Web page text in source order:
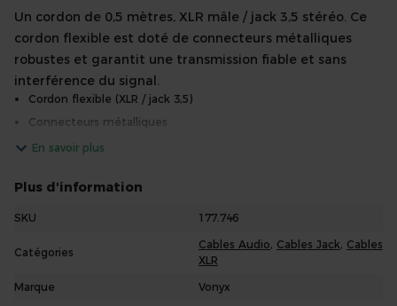
Un cordon de 0,5 mètres, XLR mâle / jack 3,5 stéréo. Ce
cordon flexible est doté de connecteurs métalliques
robustes et garantit une transmission fiable et sans
interférence du signal.
Cordon flexible (XLR / jack 3,5)
Connecteurs métalliques
En savoir plus
Plus d'information
SKU 177.746
Catégories
Cables Audio, Cables Jack, Cables
XLR
Marque
Vonyx